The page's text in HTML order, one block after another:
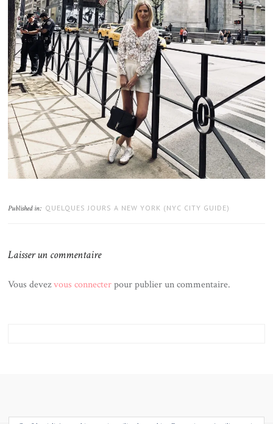
Published in: QUELQUES JOURS A NEW YORK (NYC CITY GUIDE)
Laisser un commentaire
Vous devezvous connecterpour publier un commentaire.